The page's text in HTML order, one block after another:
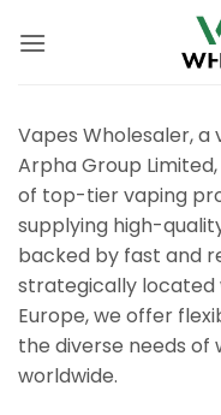
Vapes Wholesaler,
Arpha Group
of top-tier vaping
supplying high-
backed by fast and
strategically located
Europe, we offer
the diverse needs of
worldwide.